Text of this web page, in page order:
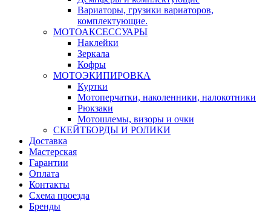
Вариаторы, грузики вариаторов,
комплектующие.
МОТОАКСЕССУАРЫ
Наклейки
Зеркала
Кофры
МОТОЭКИПИРОВКА
Куртки
Мотоперчатки, наколенники, налокотники
Рюкзаки
Мотошлемы, визоры и очки
СКЕЙТБОРДЫ И РОЛИКИ
Доставка
Мастерская
Гарантии
Оплата
Контакты
Схема проезда
Бренды